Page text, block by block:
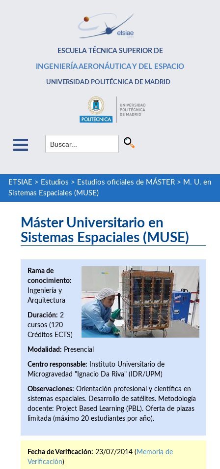
ESCUELA TÉCNICA SUPERIOR DE
INGENIERÍA AERONÁUTICA Y DEL ESPACIO
UNIVERSIDAD POLITÉCNICA DE MADRID
ETSIAE > Estudios > Estudios oficiales de MÁSTER> M. U. en
Sistemas Espaciales (MUSE)
Máster Universitario en
Sistemas Espaciales (MUSE)
Rama de
conocimiento:
Ingeniería y
Arquitectura
Duración: 2
cursos (120
Créditos ECTS)
Modalidad: Presencial
Centro responsable: Instituto Universitario de
Microgravedad "Ignacio Da Riva" (IDR/UPM)
Observaciones: Orientación profesional y científica en
sistemas espaciales. Desarrollo de satélites. Metodología
docente: Project Based Learning (PBL). Oferta de plazas
limitada (máximo 20 estudiantes por año).
Fecha de Verificación: 23/07/2014 ( Memoria de
Verificación)